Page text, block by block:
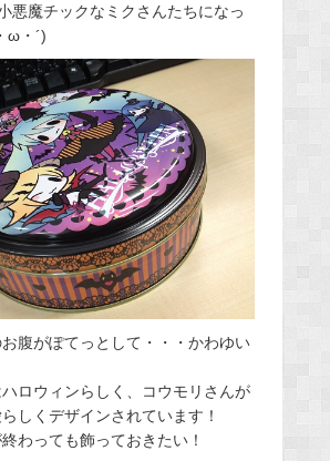
悪魔チックなミクさんたちになっ
ω・´)
腹がぽてっとして・・・かわゆい
ロウィンらしく、コウモリさんが
しくデザインされています！
わっても飾っておきたい！